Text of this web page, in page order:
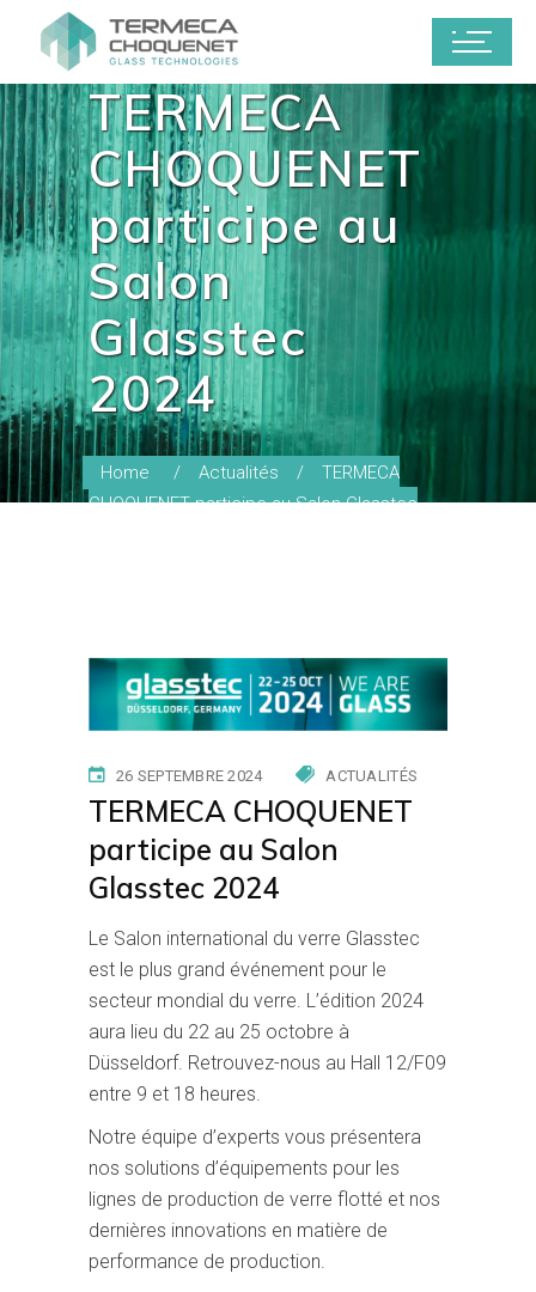
TERMECA
CHOQUENET
participe au
Salon
Glasstec
2024
Home Actualités
TERMECA
CHOQUENET participe au Salon Glasstec
26 SEPTEMBRE 2024 ACTUALITÉS
TERMECA CHOQUENET
participe au Salon
Glasstec 2024
Le Salon international du verre Glasstec
est le plus grand événement pour le
secteur mondial du verre. L’édition 2024
aura lieu du 22 au 25 octobre à
Düsseldorf. Retrouvez-nous au Hall 12/F09
entre 9 et 18 heures.
Notre équipe d’experts vous présentera
nos solutions d’équipements pour les
lignes de production de verre flotté et nos
dernières innovations en matière de
performance de production.